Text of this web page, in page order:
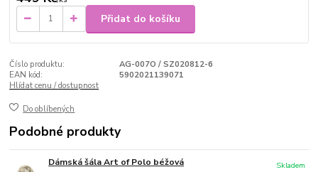
Přidat do košíku
Číslo produktu:
AG-007O / SZ020812-6
EAN kód:
5902021139071
Hlídat cenu / dostupnost
Do oblíbených
Podobné produkty
Dámská šála Art of Polo béžová Skladem